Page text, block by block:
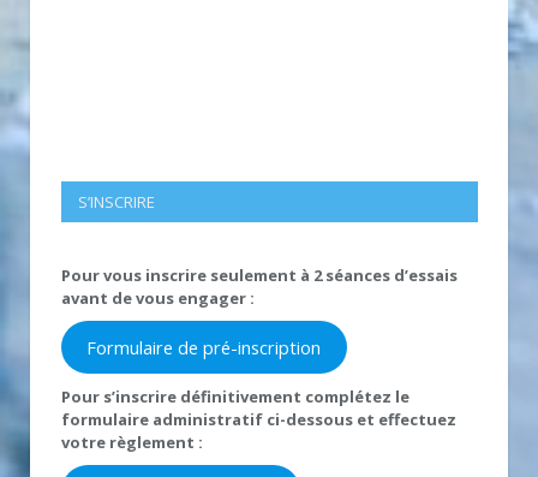
S’INSCRIRE
Pour vous inscrire seulement à 2 séances d’essais
avant de vous engager :
Formulaire de pré-inscription
Pour s’inscrire définitivement complétez le
formulaire administratif ci-dessous et effectuez
votre règlement :